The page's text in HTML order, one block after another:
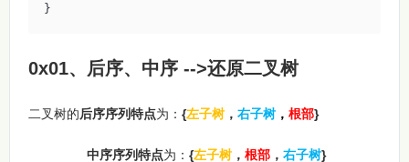
}
0x01、后序、中序 -->还原二叉树
二叉树的后序序列特点为： {左子树 ， 右子树 ， 根部}
中序序列特点为： {左子树 ， 根部 ， 右子树}